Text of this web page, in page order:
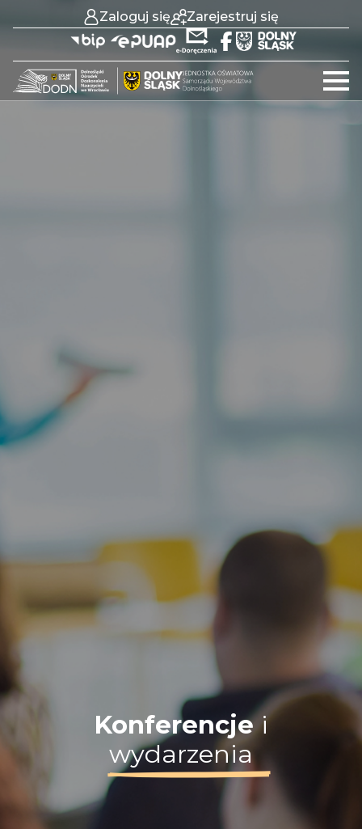
Zaloguj się Zarejestruj się
Konferencje i
wydarzenia